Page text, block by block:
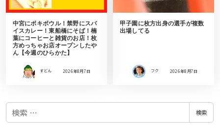
中宮にポキボウル！禁野にスパ
イスカレー！東船橋にそば！楠
葉にコーヒーと雑貨のお店！枚
方めっちゃお店オープンしたや
ん【今週のひらかた】
すどん 2026年8月7日
甲子園に枚方出身の選手が複数
出場してる
フク 2026年8月7日
検
検索